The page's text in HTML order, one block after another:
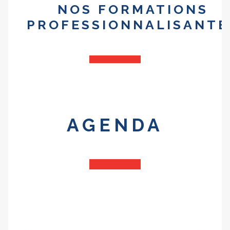
NOS FORMATIONS
AGENDA